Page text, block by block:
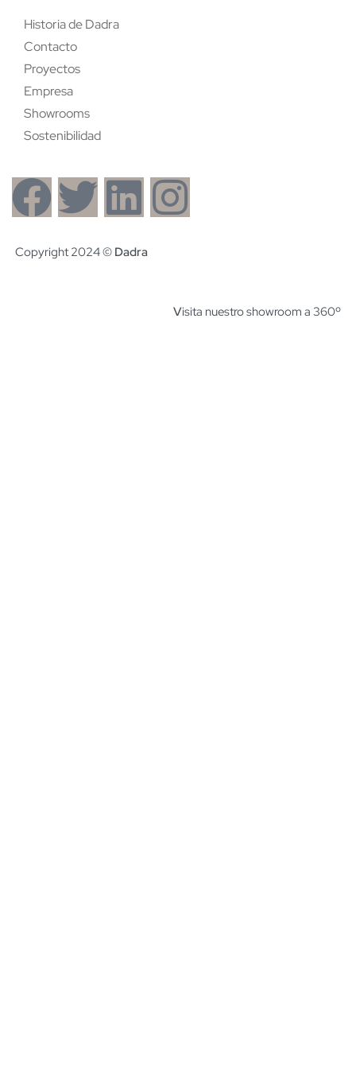
Historia de Dadra
Contacto
Proyectos
Empresa
Showrooms
Sostenibilidad
Copyright 2024 © Dadra
Visita nuestro showroom a 360º